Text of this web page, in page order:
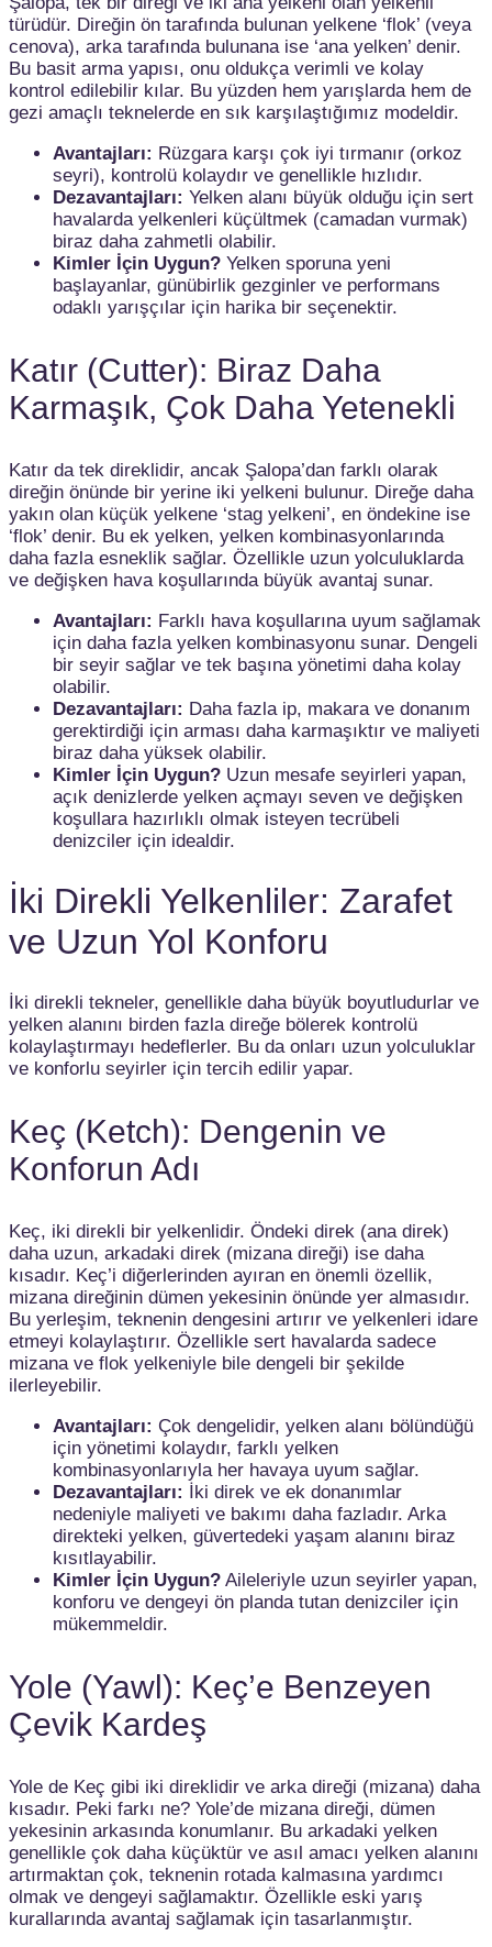
türüdür. Direğin ön tarafında bulunan yelkene ‘flok’ (veya
cenova), arka tarafında bulunana ise ‘ana yelken’ denir.
Bu basit arma yapısı, onu oldukça verimli ve kolay
kontrol edilebilir kılar. Bu yüzden hem yarışlarda hem de
gezi amaçlı teknelerde en sık karşılaştığımız modeldir.
Avantajları: Rüzgara karşı çok iyi tırmanır (orkoz
seyri), kontrolü kolaydır ve genellikle hızlıdır.
Dezavantajları: Yelken alanı büyük olduğu için sert
havalarda yelkenleri küçültmek (camadan vurmak)
biraz daha zahmetli olabilir.
Kimler İçin Uygun? Yelken sporuna yeni
başlayanlar, günübirlik gezginler ve performans
odaklı yarışçılar için harika bir seçenektir.
Katır (Cutter): Biraz Daha
Karmaşık, Çok Daha Yetenekli
Katır da tek direklidir, ancak Şalopa’dan farklı olarak
direğin önünde bir yerine iki yelkeni bulunur. Direğe daha
yakın olan küçük yelkene ‘stag yelkeni’, en öndekine ise
‘flok’ denir. Bu ek yelken, yelken kombinasyonlarında
daha fazla esneklik sağlar. Özellikle uzun yolculuklarda
ve değişken hava koşullarında büyük avantaj sunar.
Avantajları: Farklı hava koşullarına uyum sağlamak
için daha fazla yelken kombinasyonu sunar. Dengeli
bir seyir sağlar ve tek başına yönetimi daha kolay
olabilir.
Dezavantajları: Daha fazla ip, makara ve donanım
gerektirdiği için arması daha karmaşıktır ve maliyeti
biraz daha yüksek olabilir.
Kimler İçin Uygun? Uzun mesafe seyirleri yapan,
açık denizlerde yelken açmayı seven ve değişken
koşullara hazırlıklı olmak isteyen tecrübeli
denizciler için idealdir.
İki Direkli Yelkenliler: Zarafet
ve Uzun Yol Konforu
İki direkli tekneler, genellikle daha büyük boyutludurlar ve
yelken alanını birden fazla direğe bölerek kontrolü
kolaylaştırmayı hedeflerler. Bu da onları uzun yolculuklar
ve konforlu seyirler için tercih edilir yapar.
Keç (Ketch): Dengenin ve
Konforun Adı
Keç, iki direkli bir yelkenlidir. Öndeki direk (ana direk)
daha uzun, arkadaki direk (mizana direği) ise daha
kısadır. Keç’i diğerlerinden ayıran en önemli özellik,
mizana direğinin dümen yekesinin önünde yer almasıdır.
Bu yerleşim, teknenin dengesini artırır ve yelkenleri idare
etmeyi kolaylaştırır. Özellikle sert havalarda sadece
mizana ve flok yelkeniyle bile dengeli bir şekilde
ilerleyebilir.
Avantajları: Çok dengelidir, yelken alanı bölündüğü
için yönetimi kolaydır, farklı yelken
kombinasyonlarıyla her havaya uyum sağlar.
Dezavantajları: İki direk ve ek donanımlar
nedeniyle maliyeti ve bakımı daha fazladır. Arka
direkteki yelken, güvertedeki yaşam alanını biraz
kısıtlayabilir.
Kimler İçin Uygun? Aileleriyle uzun seyirler yapan,
konforu ve dengeyi ön planda tutan denizciler için
mükemmeldir.
Yole (Yawl): Keç’e Benzeyen
Çevik Kardeş
Yole de Keç gibi iki direklidir ve arka direği (mizana) daha
kısadır. Peki farkı ne? Yole’de mizana direği, dümen
yekesinin arkasında konumlanır. Bu arkadaki yelken
genellikle çok daha küçüktür ve asıl amacı yelken alanını
artırmaktan çok, teknenin rotada kalmasına yardımcı
olmak ve dengeyi sağlamaktır. Özellikle eski yarış
kurallarında avantaj sağlamak için tasarlanmıştır.